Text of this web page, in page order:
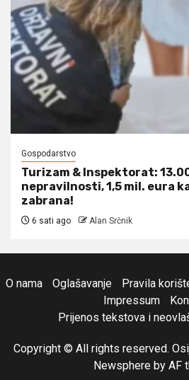
Gospodarstvo
Turizam & Inspektorat:
nepravilnosti, 1,5 mil. eura
zabrana!
6 sati ago Alan Srčnik
O nama Oglašavanje Pravila
Impressum
Prijenos tekstova i
Copyright © All rights reserved.
Newsphereby AF